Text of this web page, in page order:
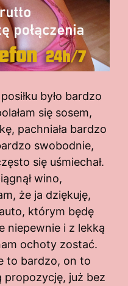
było bardzo
się sosem,
pachniała bardzo
swobodnie,
się uśmiechał.
wino,
że ja dziękuję,
którym będę
niepewnie i z lekką
ochoty zostać.
to bardzo, on to
propozycję, już bez